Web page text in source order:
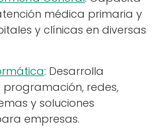
médica primaria y
y clínicas en diversas
: Desarrolla
redes,
y soluciones
empresas.